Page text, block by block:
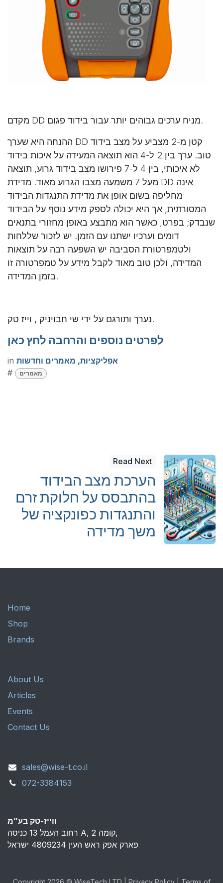
מקדם DD מניח ערכים גבוהים יותר עבור בידוד פגום.
ההנחה היא שערך DD קטן מ-2 מצביע על מצב בידוד
טוב. ערך בין 2 ל-4 הוא תוצאה המעידה על איכות בידוד
לא איכותי, בין 4 ל-7 פירושו מצב בידוד גרוע, תוצאה
מעל 7 משמעה מצבו הגרוע מאוד. מדידת DD אינה
מחליפה בשום אופן את מדידת התנגדות הבידוד
המסורתית, אך היא יכולה לספק מידע נוסף על הבידוד
שנבדק; בפרט, כאשר הוא מתבצע באופן מחזורי בתנאים
דומים וערכיו ישתנו עם הזמן. יש לזכור שללחות
ולטמפרטורת הסביבה יש השפעה רבה על תוצאות
המדידה, ולכן טוב מאוד לקבל מידע על טמפרטורה זו
בזמן המדידה.
נערך ותורגם על ידי שי חבויניק , וייז טק.
לפרטים נוספים והרחבה לחץ כאן
in אפליקציות, מאמרים וחדשות
#
מאמרים
Read Next
הערכת מצב הבידוד
בהתבסס על חלוקת זרם
והתנגדות כפונקציה של
משך מדידה
Home
Shop
Brands
About Us
Articles
Events
Contact Us
sales@wise-t.co.il
072-3384153
ווייז-טק בע”מ
רחוב העמל 13 כניסה A, קומה 2,
פארק אפק ראש העין 4809234 ישראל